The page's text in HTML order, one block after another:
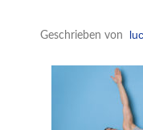
Geschrieben von